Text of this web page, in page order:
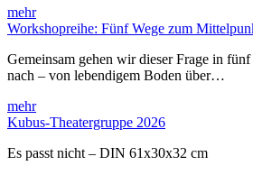
mehr
Workshopreihe: Fünf Wege zum
Gemeinsam gehen wir dieser Frage in
nach – von lebendigem Boden über…
mehr
Kubus-Theatergruppe 2026
Es passt nicht – DIN 61x30x32 cm